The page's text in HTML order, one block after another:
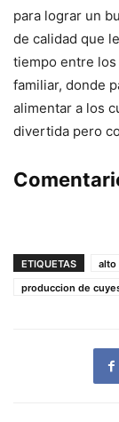
para lograr un
de calidad que
tiempo entre los
familiar, donde
alimentar a los
divertida pero
ETIQUETAS
alto
produccion de